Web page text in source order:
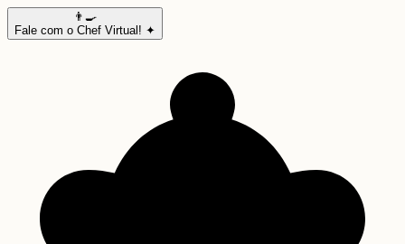
👨‍🍳
Fale com o Chef Virtual! ✦